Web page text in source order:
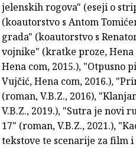
jelenskih rogova" (eseji o
(koautorstvo s Antom
grada" (koautorstvo s
vojnike" (kratke proze, Hena
Hena com, 2015.), "Otpusno
Vujčić, Hena com, 2016.),
(roman, V.B.Z., 2016),
V.B.Z., 2019.), "Sutra je novi
17" (roman, V.B.Z., 2021.),
tekstove te scenarije za film